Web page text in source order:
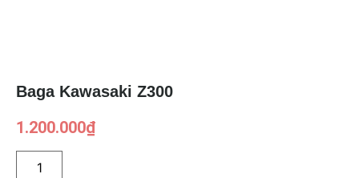
Baga Kawasaki Z300
1.200.000₫